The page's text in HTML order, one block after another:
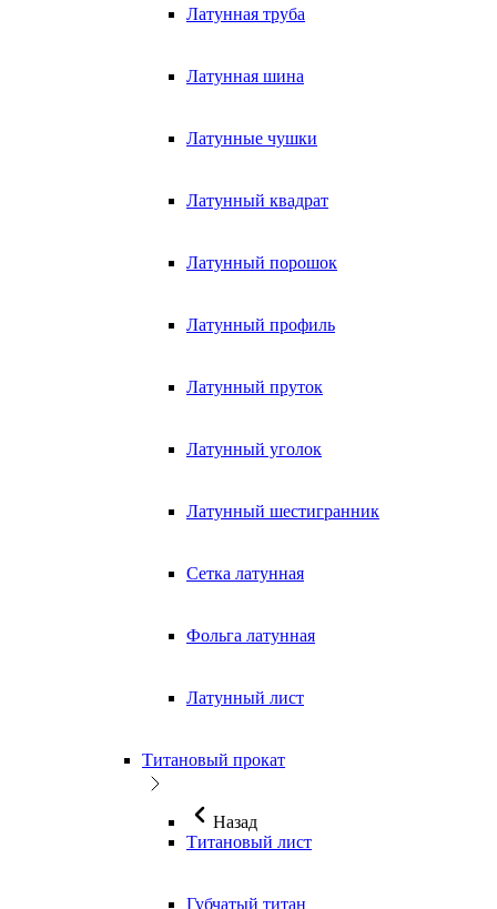
Латунная труба
Латунная шина
Латунные чушки
Латунный квадрат
Латунный порошок
Латунный профиль
Латунный пруток
Латунный уголок
Латунный шестигранник
Сетка латунная
Фольга латунная
Латунный лист
Титановый прокат
Назад
Титановый лист
Губчатый титан